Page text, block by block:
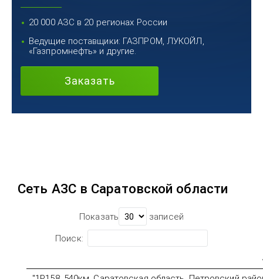
20 000 АЗС в 20 регионах России
Ведущие поставщики: ГАЗПРОМ, ЛУКОЙЛ,
«Газпромнефть» и другие.
Заказать
Сеть АЗС в Саратовской области
Показать записей
Поиск: